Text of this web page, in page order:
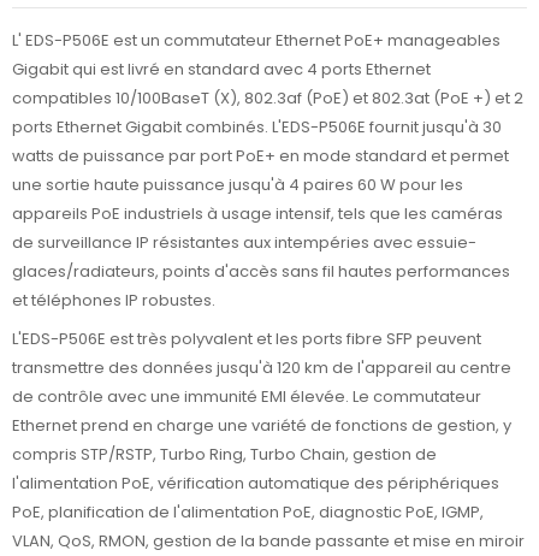
L' EDS-P506E est un commutateur Ethernet PoE+ manageables
Gigabit qui est livré en standard avec 4 ports Ethernet
compatibles 10/100BaseT (X), 802.3af (PoE) et 802.3at (PoE +) et 2
ports Ethernet Gigabit combinés. L'EDS-P506E fournit jusqu'à 30
watts de puissance par port PoE+ en mode standard et permet
une sortie haute puissance jusqu'à 4 paires 60 W pour les
appareils PoE industriels à usage intensif, tels que les caméras
de surveillance IP résistantes aux intempéries avec essuie-
glaces/radiateurs, points d'accès sans fil hautes performances
et téléphones IP robustes.
L'EDS-P506E est très polyvalent et les ports fibre SFP peuvent
transmettre des données jusqu'à 120 km de l'appareil au centre
de contrôle avec une immunité EMI élevée. Le commutateur
Ethernet prend en charge une variété de fonctions de gestion, y
compris STP/RSTP, Turbo Ring, Turbo Chain, gestion de
l'alimentation PoE, vérification automatique des périphériques
PoE, planification de l'alimentation PoE, diagnostic PoE, IGMP,
VLAN, QoS, RMON, gestion de la bande passante et mise en miroir